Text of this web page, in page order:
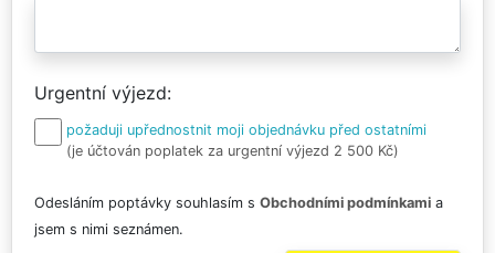
Urgentní výjezd
požaduji upřednostnit moji objednávku před ostatními
(je účtován poplatek za urgentní výjezd 2 500 Kč)
Odesláním poptávky souhlasím s Obchodními podmínkami a
jsem s nimi seznámen.